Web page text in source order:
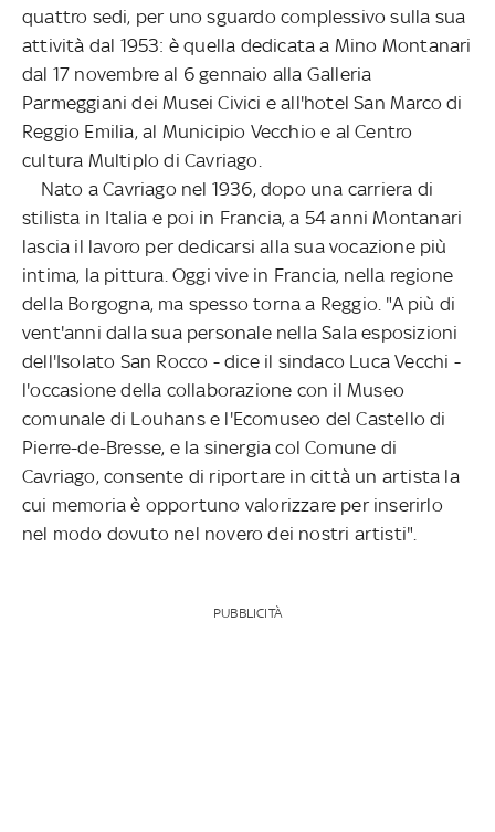
quattro sedi, per uno sguardo complessivo sulla sua
attività dal 1953: è quella dedicata a Mino Montanari
dal 17 novembre al 6 gennaio alla Galleria
Parmeggiani dei Musei Civici e all'hotel San Marco di
Reggio Emilia, al Municipio Vecchio e al Centro
cultura Multiplo di Cavriago.
Nato a Cavriago nel 1936, dopo una carriera di
stilista in Italia e poi in Francia, a 54 anni Montanari
lascia il lavoro per dedicarsi alla sua vocazione più
intima, la pittura. Oggi vive in Francia, nella regione
della Borgogna, ma spesso torna a Reggio. "A più di
vent'anni dalla sua personale nella Sala esposizioni
dell'Isolato San Rocco - dice il sindaco Luca Vecchi -
l'occasione della collaborazione con il Museo
comunale di Louhans e l'Ecomuseo del Castello di
Pierre-de-Bresse, e la sinergia col Comune di
Cavriago, consente di riportare in città un artista la
cui memoria è opportuno valorizzare per inserirlo
nel modo dovuto nel novero dei nostri artisti".
PUBBLICITÀ